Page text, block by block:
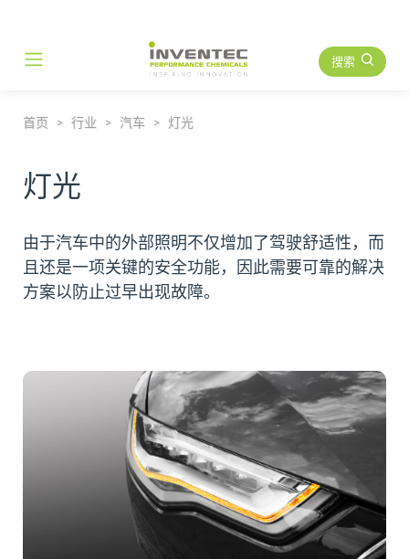
Main Navigation 搜索
首页 行业 汽车 灯光
灯光
由于汽车中的外部照明不仅增加了驾驶舒适性，而
且还是一项关键的安全功能，因此需要可靠的解决
方案以防止过早出现故障。